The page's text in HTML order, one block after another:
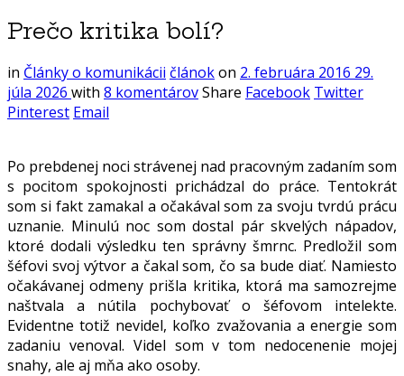
Prečo kritika bolí?
in Články o komunikácii článokon 2. februára 2016 29.
júla 2026 with 8 komentárovShare Facebook Twitter
Pinterest Email
Po prebdenej noci strávenej nad pracovným zadaním som
s pocitom spokojnosti prichádzal do práce. Tentokrát
som si fakt zamakal a očakával som za svoju tvrdú prácu
uznanie. Minulú noc som dostal pár skvelých nápadov,
ktoré dodali výsledku ten správny šmrnc. Predložil som
šéfovi svoj výtvor a čakal som, čo sa bude diať. Namiesto
očakávanej odmeny prišla kritika, ktorá ma samozrejme
naštvala a nútila pochybovať o šéfovom intelekte.
Evidentne totiž nevidel, koľko zvažovania a energie som
zadaniu venoval. Videl som v tom nedocenenie mojej
snahy, ale aj mňa ako osoby.